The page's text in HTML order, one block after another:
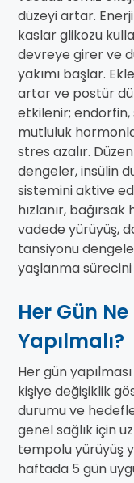
düzeyi artar.
kaslar glikozu
devreye girer ve
yakımı başlar.
artar ve postür
etkilenir;
mutluluk
stres azalır.
dengeler, insülin
sistemini aktive
hızlanır,
vadede yürüyüş,
tansiyonu
yaşlanma sürecini
Her Gün
Yapılmalı?
Her gün
kişiye değişiklik
durumu ve
genel sağlık için
tempolu yürüyüş
haftada 5 gün